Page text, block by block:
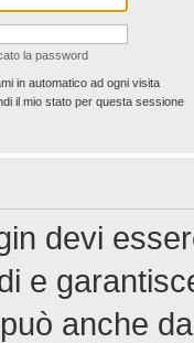
la password
in automatico ad ogni visita
il mio stato per questa sessione
devi
e
anche